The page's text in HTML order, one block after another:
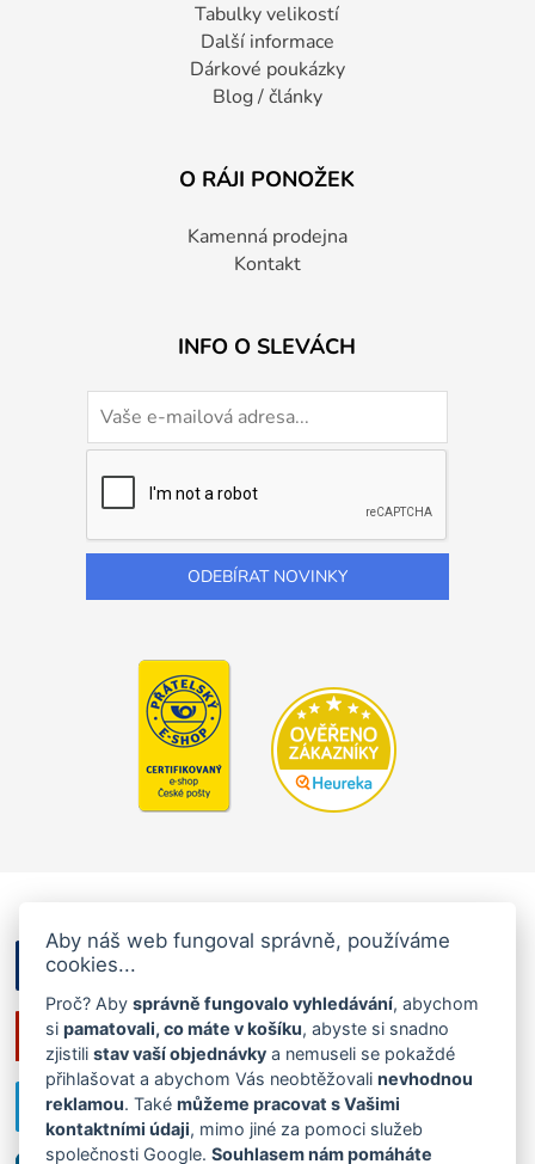
Tabulky velikostí
Další informace
Dárkové poukázky
Blog / články
O RÁJI PONOŽEK
Kamenná prodejna
Kontakt
INFO O SLEVÁCH
Aby náš web fungoval správně, používáme
cookies...
Proč? Abysprávně fungovalo vyhledávání, abychom
sipamatovali, co máte v košíku, abyste si snadno
zjistilistav vaší objednávky a nemuseli se pokaždé
přihlašovat a abychom Vás neobtěžovalinevhodnou
reklamou. Takémůžeme pracovat s Vašimi
kontaktními údaji, mimo jiné za pomoci služeb
společnosti Google.Souhlasem nám pomáháte